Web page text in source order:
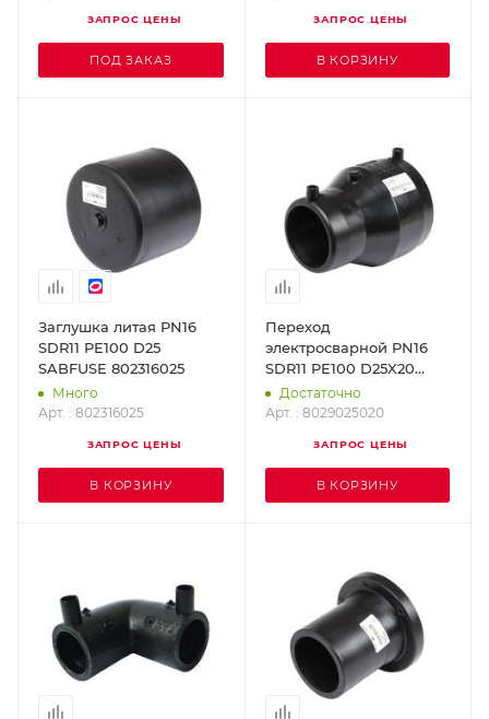
ЗАПРОС ЦЕНЫ
ПОД ЗАКАЗ
ЗАПРОС ЦЕНЫ
В КОРЗИНУ
Заглушка литая PN16
SDR11 PE100 D25
SABFUSE 802316025
Много
Арт. : 802316025
ЗАПРОС ЦЕНЫ
В КОРЗИНУ
Переход
электросварной PN16
SDR11 PE100 D25X20
SABFUSE 8029025020
Достаточно
Арт. : 8029025020
ЗАПРОС ЦЕНЫ
В КОРЗИНУ